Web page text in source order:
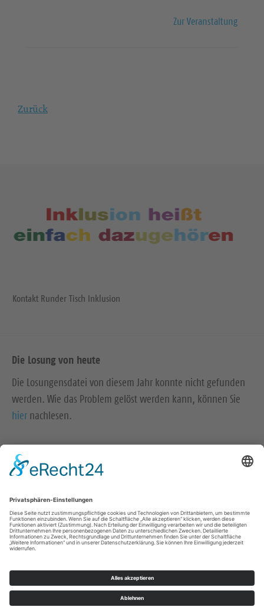
Zur Veranstaltung
Zurück
Kontakt Runder Tisch Inklusion
Die Losung von heute
Die Losungensdatei von diesem Jahr konnte nicht gefunden
werden. Wie das Problem gelöst werden kann, können Sie
hier nachlesen.